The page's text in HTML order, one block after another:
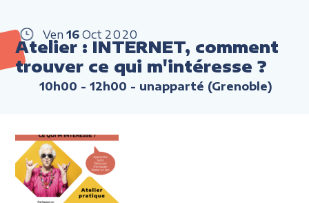
Ven 16 Oct 2020
Atelier : INTERNET, comment
trouver ce qui m'intéresse ?
10h00 - 12h00 - unapparté (Grenoble)